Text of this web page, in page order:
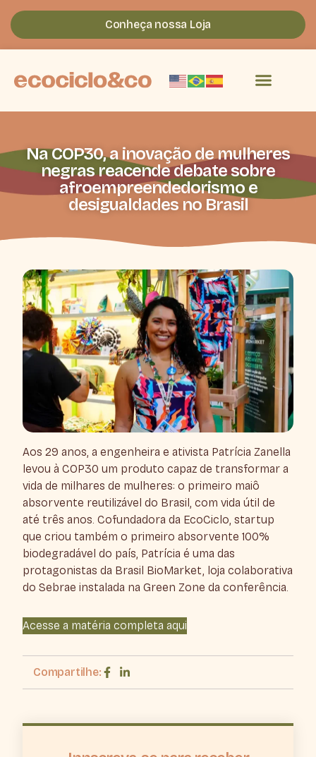
Conheça nossa Loja
Na COP30, a inovação de mulheres
negras reacende debate sobre
afroempreendedorismo e
desigualdades no Brasil
Aos 29 anos, a engenheira e ativista Patrícia Zanella
levou à COP30 um produto capaz de transformar a
vida de milhares de mulheres: o primeiro maiô
absorvente reutilizável do Brasil, com vida útil de
até três anos. Cofundadora da EcoCiclo, startup
que criou também o primeiro absorvente 100%
biodegradável do país, Patrícia é uma das
protagonistas da Brasil BioMarket, loja colaborativa
do Sebrae instalada na Green Zone da conferência.
Acesse a matéria completa aqui
Compartilhe: